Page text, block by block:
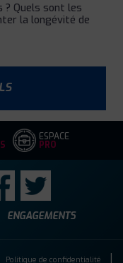
? Quels sont les
la longévité de
ESPACE
PRO
ENGAGEMENTS
Politique de confidentialité